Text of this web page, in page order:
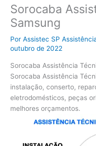
Sorocaba
Samsung
PorAssistec SP
outubro de 2022
Sorocaba Assistência
Sorocaba Assistência
instalação, conserto,
eletrodomésticos, peças
melhores orçamentos.